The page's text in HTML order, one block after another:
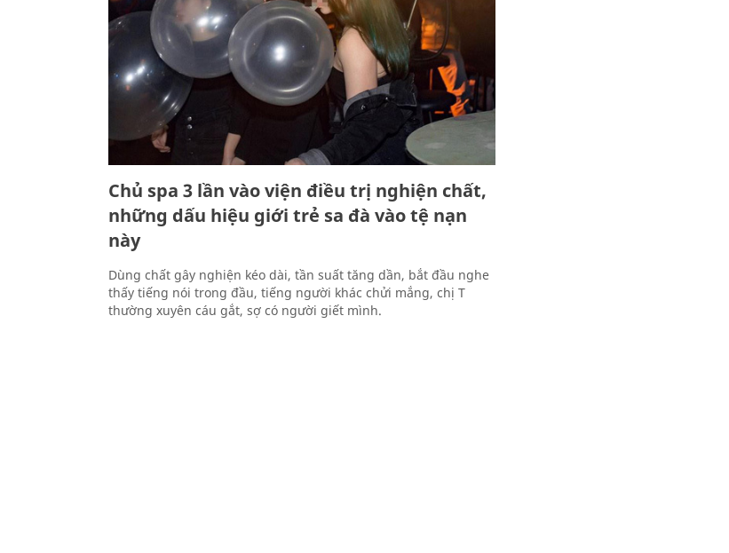
Chủ spa 3 lần vào viện điều trị nghiện chất,
những dấu hiệu giới trẻ sa đà vào tệ nạn
này
Dùng chất gây nghiện kéo dài, tần suất tăng dần, bắt đầu nghe
thấy tiếng nói trong đầu, tiếng người khác chửi mắng, chị T
thường xuyên cáu gắt, sợ có người giết mình.